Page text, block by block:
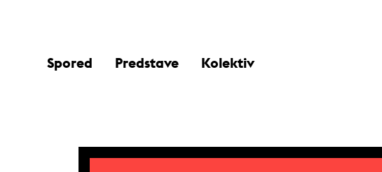
Spored Predstave Kolektiv